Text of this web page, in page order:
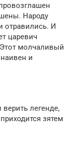
Народу
отравились. И
царевич
молчаливый
и
легенде,
зятем